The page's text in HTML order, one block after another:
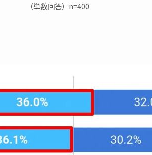
（単数回答）n=400